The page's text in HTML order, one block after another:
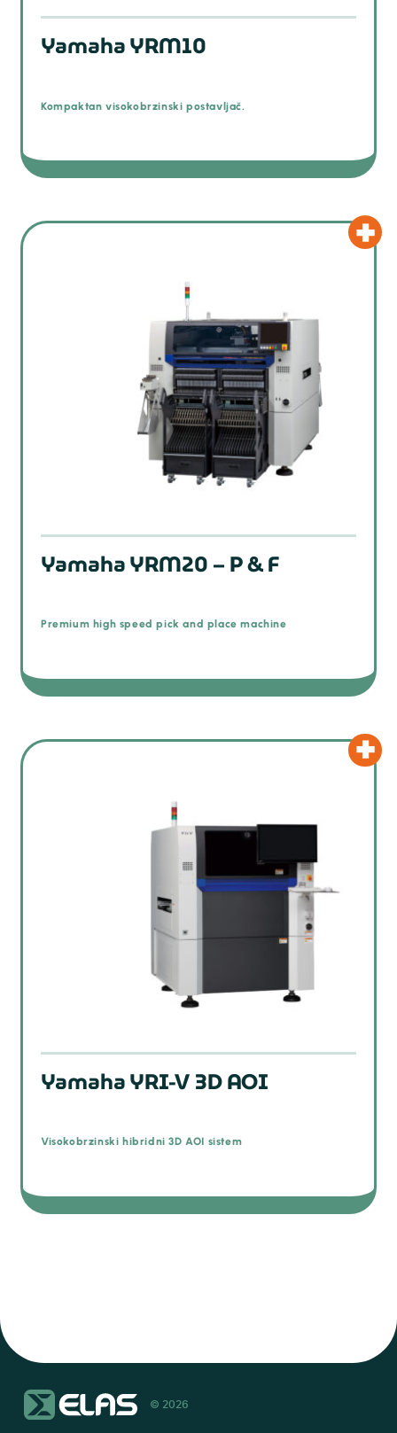
Yamaha YRM10
Kompaktan visokobrzinski postavljač.
Yamaha YRM20 – P & F
Premium high speed pick and place machine
Yamaha YRI-V 3D AOI
Visokobrzinski hibridni 3D AOI sistem
© 2026